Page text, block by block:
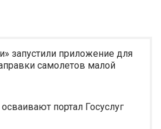
запустили приложение для
самолетов малой
портал Госуслуг